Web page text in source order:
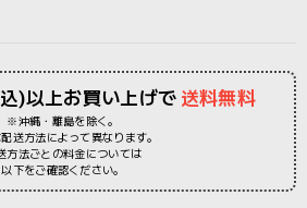
)以上お買い上げで 送料無料
※沖縄・離島を除く。
送方法によって異なります。
方法ごとの料金については
以下をご確認ください。